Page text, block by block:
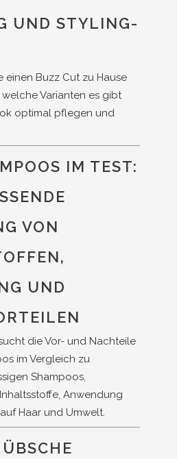
UND STYLING-
einen Buzz Cut zu Hause
Varianten es gibt
optimal pflegen und
IM TEST:
VON
UND
die Vor- und Nachteile
im Vergleich zu
Shampoos,
Anwendung
Haar und Umwelt.